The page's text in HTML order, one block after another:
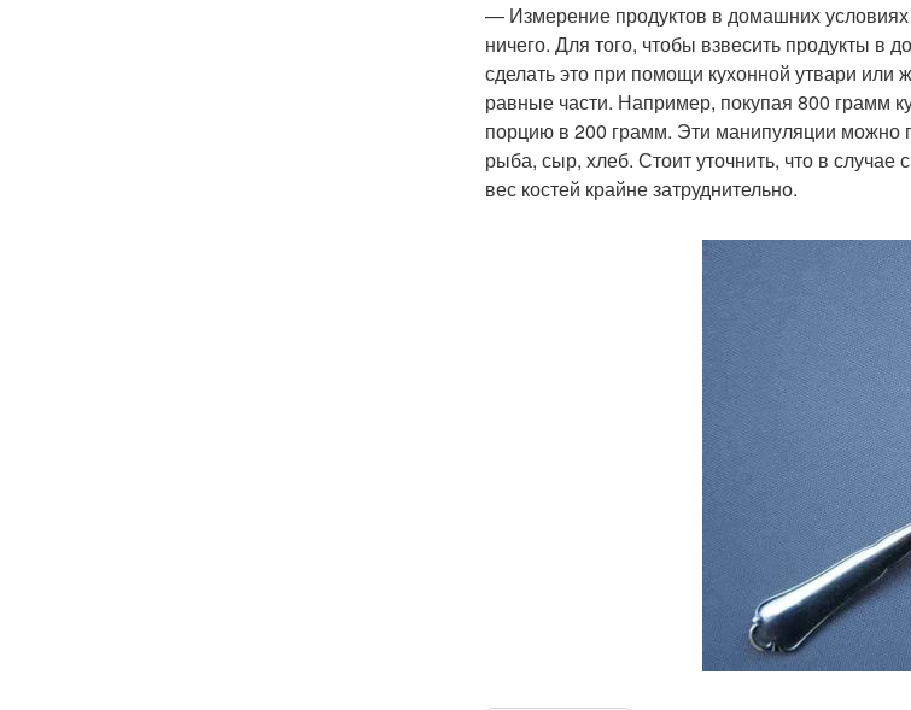
Ложки в миллилитрах Воды в
Продукты в столовой
ложке
Ложки в
Соли в
Сахара в
ложке
— Измерение продуктов в домашних условиях
ничего. Для того, чтобы взвесить продукты
сделать это при помощи кухонной утвари или
равные части. Например, покупая 800 грамм
порцию в 200 грамм. Эти манипуляции можно
рыба, сыр, хлеб. Стоит уточнить, что в
вес костей крайне затруднительно.